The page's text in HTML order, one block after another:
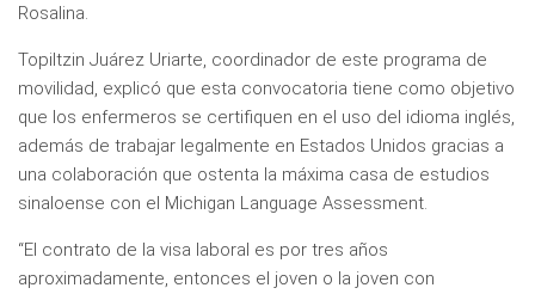
Rosalina.
Topiltzin Juárez Uriarte, coordinador de este programa de
movilidad, explicó que esta convocatoria tiene como objetivo
que los enfermeros se certifiquen en el uso del idioma inglés,
además de trabajar legalmente en Estados Unidos gracias a
una colaboración que ostenta la máxima casa de estudios
sinaloense con el Michigan Language Assessment.
“El contrato de la visa laboral es por tres años
aproximadamente, entonces el joven o la joven con